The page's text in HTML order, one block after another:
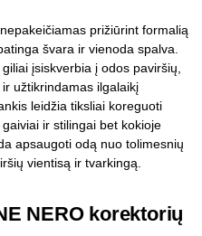
prižiūrint formalią
švara ir vienoda spalva.
įsiskverbia į odos paviršių,
užtikrindamas ilgalaikį
leidžia tiksliai koreguoti
ir stilingai bet kokioje
apsaugoti odą nuo tolimesnių
vientisą ir tvarkingą.
NERO korektorių